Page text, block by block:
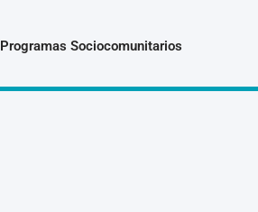
Programas Sociocomunitarios